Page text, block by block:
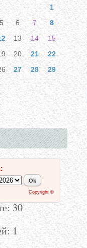
1
5 6 7
8
13 14
15
20 21
22
27 28
29
Copyright ©
30
1